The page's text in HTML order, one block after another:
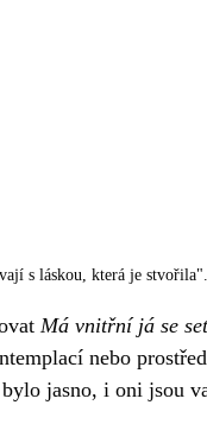
s láskou, která je
Má vnitřní já se
nebo
jasno, i oni jsou